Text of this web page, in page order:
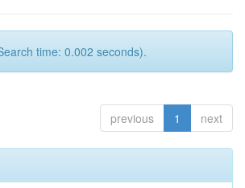
time: 0.002 seconds).
previous 1 next